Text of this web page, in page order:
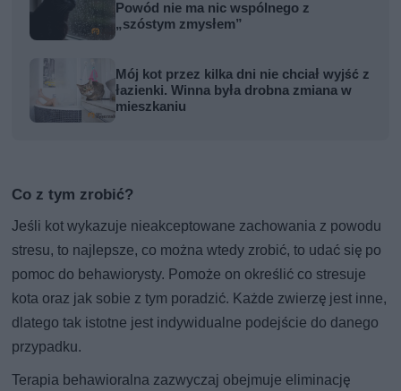
Powód nie ma nic wspólnego z
„szóstym zmysłem”
Mój kot przez kilka dni nie chciał wyjść z
łazienki. Winna była drobna zmiana w
mieszkaniu
Co z tym zrobić?
Jeśli kot wykazuje nieakceptowane zachowania z powodu
stresu, to najlepsze, co można wtedy zrobić, to udać się po
pomoc do behawiorysty. Pomoże on określić co stresuje
kota oraz jak sobie z tym poradzić. Każde zwierzę jest inne,
dlatego tak istotne jest indywidualne podejście do danego
przypadku.
Terapia behawioralna zazwyczaj obejmuje eliminację